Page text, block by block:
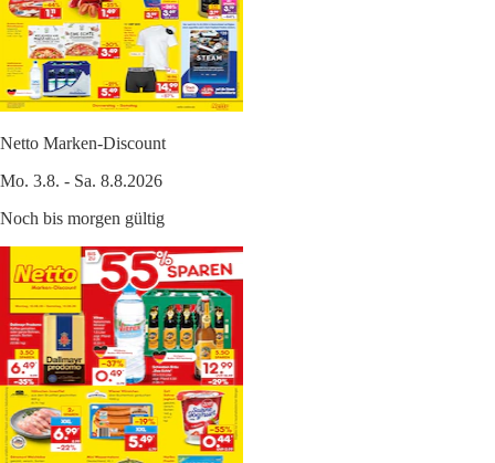
Netto Marken-Discount
Mo. 3.8. - Sa. 8.8.2026
Noch bis morgen gültig